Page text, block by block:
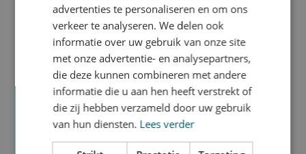

Snelheid
Kies per product de productietijd. Veel
producten kunnen zelfs dezelfde dag nog
advertenties te personaliseren en om ons
verkeer te analyseren. We delen ook
informatie over uw gebruik van onze site
met onze advertentie- en analysepartners,
die deze kunnen combineren met andere
informatie die u aan hen heeft verstrekt of
die zij hebben verzameld door uw gebruik
van hun diensten. Lees verder